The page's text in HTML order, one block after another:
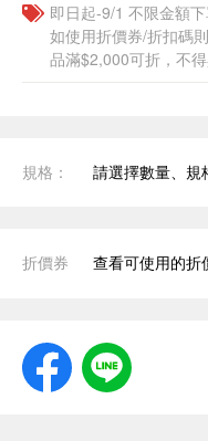
即日起-9/1 不限金額
如使用折價券/折扣碼
品滿$2,000可折，不
規格： 請選擇數量、規
折價券 查看可使用的折